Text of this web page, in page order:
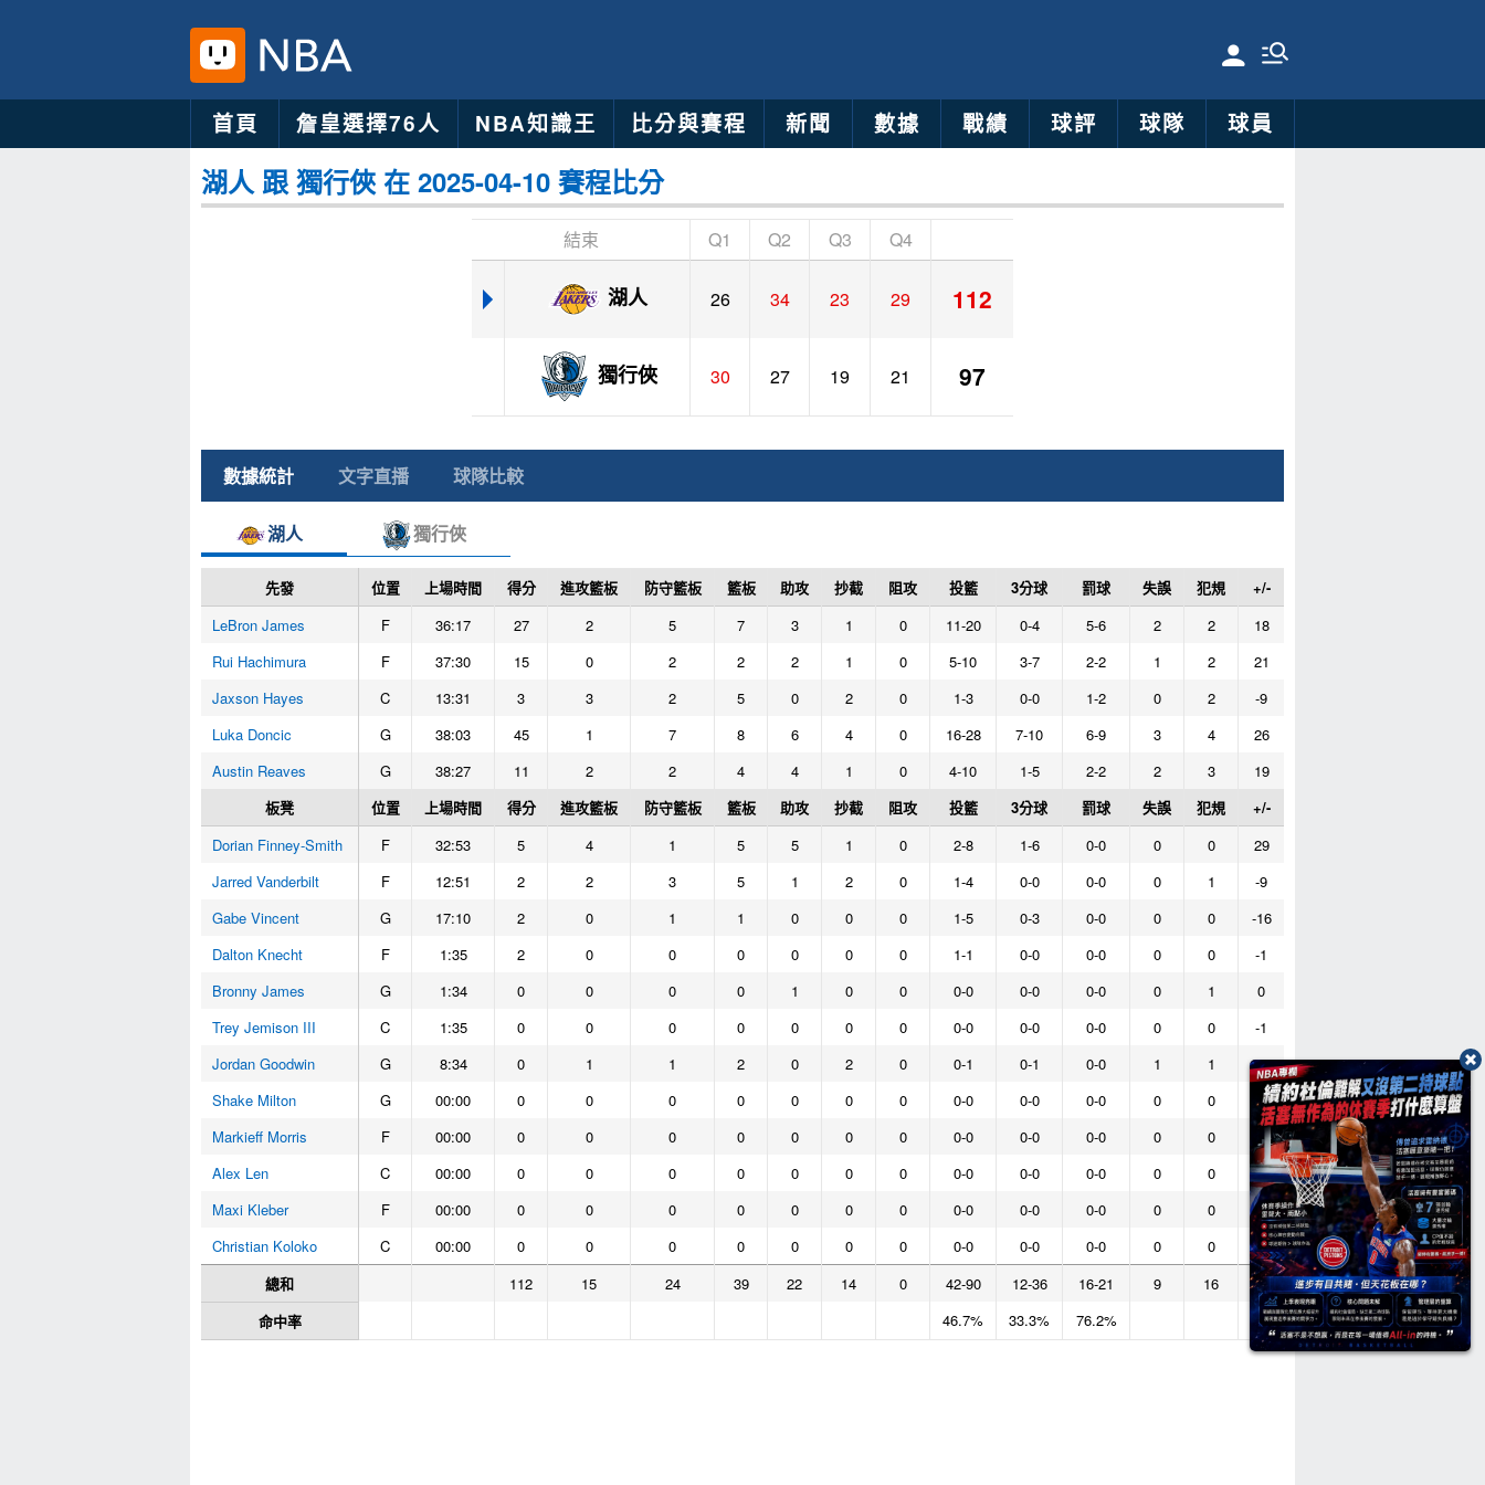
首頁 詹皇選擇76人 NBA知識王 比分與賽程 新聞 數據 戰績 球評 球隊 球員
湖人 跟 獨行俠 在 2025-04-10 賽程比分
結束 Q1 Q2 Q3 Q4
湖人 26 34 23 29 112
獨行俠 30 27 19 21 97
數據統計 文字直播 球隊比較
湖人 獨行俠
先發 位置 上場時間 得分 進攻籃板 防守籃板 籃板 助攻 抄截 阻攻 投籃 3分球 罰球 失誤 犯規
+/-
LeBron James
F 36:17 27 2 5 7 3 1 0 11-20 0-4 5-6 2 2
18
Rui Hachimura
F 37:30 15 0 2 2 2 1 0 5-10 3-7 2-2 1 2
21
Jaxson Hayes
C 13:31 3 3 2 5 0 2 0 1-3 0-0 1-2 0 2
-9
Luka Doncic
G 38:03 45 1 7 8 6 4 0 16-28 7-10 6-9 3 4
26
Austin Reaves
G 38:27 11 2 2 4 4 1 0 4-10 1-5 2-2 2 3
19
板凳
位置 上場時間 得分 進攻籃板 防守籃板 籃板 助攻 抄截 阻攻 投籃 3分球 罰球 失誤 犯規
+/-
Dorian Finney-Smith
F 32:53 5 4 1 5 5 1 0 2-8 1-6 0-0 0 0
29
Jarred Vanderbilt
F 12:51 2 2 3 5 1 2 0 1-4 0-0 0-0 0 1
-9
Gabe Vincent
G 17:10 2 0 1 1 0 0 0 1-5 0-3 0-0 0 0
-16
Dalton Knecht
F 1:35 2 0 0 0 0 0 0 1-1 0-0 0-0 0 0
-1
Bronny James
G 1:34 0 0 0 0 1 0 0 0-0 0-0 0-0 0 1
0
Trey Jemison III
C 1:35 0 0 0 0 0 0 0 0-0 0-0 0-0 0 0
-1
Jordan Goodwin
G 8:34 0 1 1 2 0 2 0 0-1 0-1 0-0 1 1
-2
Shake Milton
G 00:00 0 0 0 0 0 0 0 0-0 0-0 0-0 0 0
0
Markieff Morris
F 00:00 0 0 0 0 0 0 0 0-0 0-0 0-0 0 0
0
Alex Len
C 00:00 0 0 0 0 0 0 0 0-0 0-0 0-0 0 0
0
Maxi Kleber
F 00:00 0 0 0 0 0 0 0 0-0 0-0 0-0 0 0
0
Christian Koloko
C 00:00 0 0 0 0 0 0 0 0-0 0-0 0-0 0 0
0
總和
112 15 24 39 22 14 0 42-90 12-36 16-21 9
16
命中率
46.7% 33.3% 76.2%